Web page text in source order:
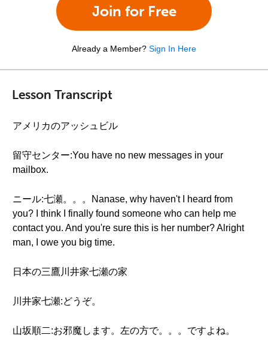
Join for Free
Already a Member? Sign In Here
Lesson Transcript
アメリカのアッシュビル
留守センター:You have no new messages in your
mailbox.
ニール:七瀬。。。Nanase, why haven't I heard from
you? I think I finally found someone who can help me
contact you. And you're sure this is her number? Alright
man, I owe you big time.
日本の三鷹川井家七瀬の家
川井家七瀬:どうぞ。
山坂順二:お邪魔します。左の方で。。。ですよね。